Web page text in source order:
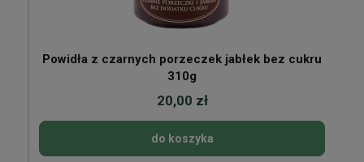
Powidła z czarnych porzeczek jabłek bez cukru
310g
20,00 zł
do koszyka